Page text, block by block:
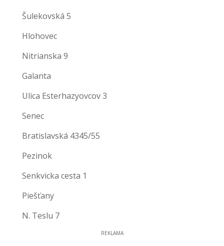
Šulekovská 5
Hlohovec
Nitrianska 9
Galanta
Ulica Esterhazyovcov 3
Senec
Bratislavská 4345/55
Pezinok
Senkvicka cesta 1
Piešťany
N. Teslu 7
REKLAMA